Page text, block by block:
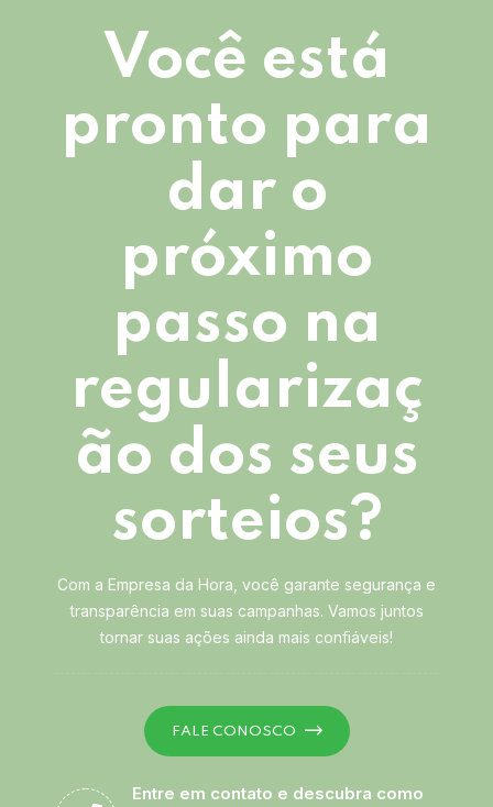
Você está
pronto para
dar o
próximo
passo na
regularizaç
ão dos seus
sorteios?
Com a Empresa da Hora, você garante segurança e
transparência em suas campanhas. Vamos juntos
tornar suas ações ainda mais confiáveis!
FALE CONOSCO
Entre em contato e descubra como